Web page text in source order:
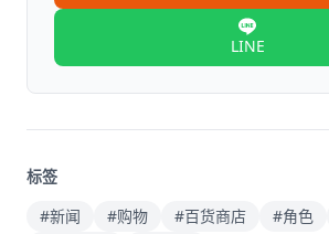
LINE
标签
#新闻
#购物 #百货商店 #角色